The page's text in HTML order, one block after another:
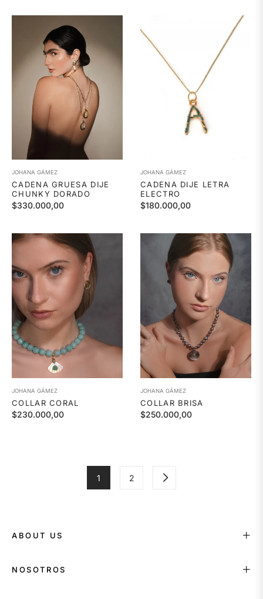
JOHANA GÁMEZ
CADENA GRUESA DIJE
CHUNKY DORADO
Precio
$330.000,00
JOHANA GÁMEZ
CADENA DIJE LETRA
ELECTRO
Precio
$180.000,00
JOHANA GÁMEZ
COLLAR CORAL
Precio
$230.000,00
JOHANA GÁMEZ
COLLAR BRISA
Precio
$250.000,00
1 2
ABOUT US
NOSOTROS